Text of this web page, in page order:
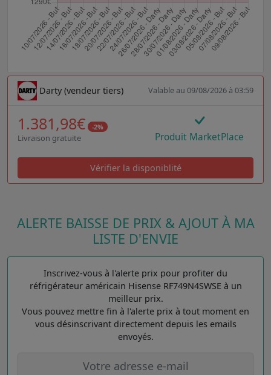
Darty (vendeur tiers) Valable au 09/08/2026 à 03:59
1.381,98€ -2%
Livraison gratuite Produit MarketPlace
Vérifier la disponiblité
ALERTE BAISSE DE PRIX & AJOUT À MA
LISTE D'ENVIE
Inscrivez-vous à l'alerte prix pour profiter du
réfrigérateur américain Hisense RF749N4SWSE à un
meilleur prix.
Vous pouvez mettre fin à l'alerte prix à tout moment en
vous désinscrivant directement depuis les emails
envoyés.